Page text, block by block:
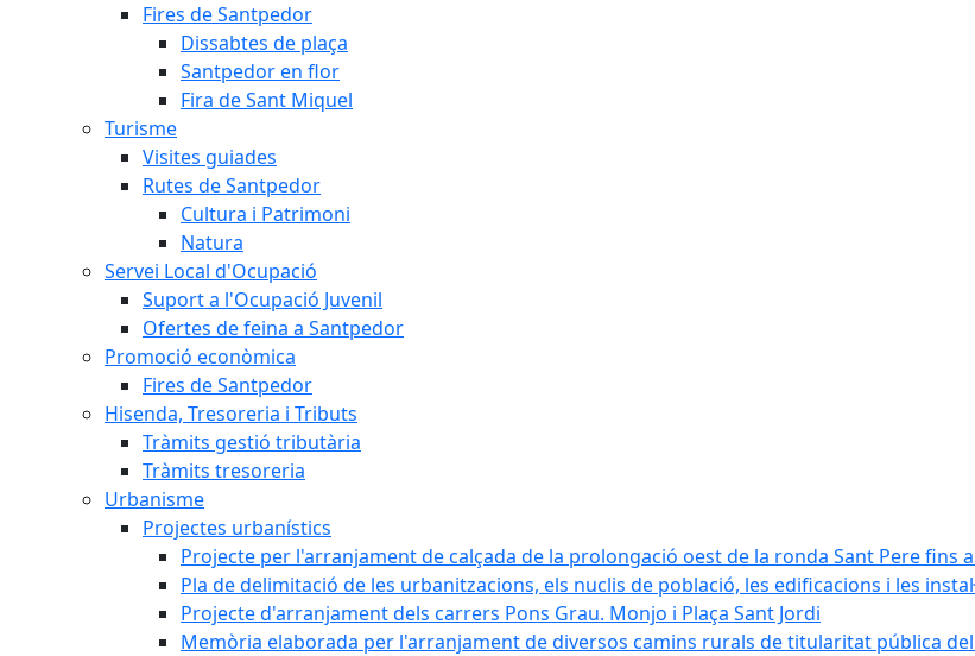
Fires de Santpedor
Dissabtes de plaça
Santpedor en flor
Fira de Sant Miquel
Turisme
Visites guiades
Rutes de Santpedor
Cultura i Patrimoni
Natura
Servei Local d'Ocupació
Suport a l'Ocupació Juvenil
Ofertes de feina a Santpedor
Promoció econòmica
Fires de Santpedor
Hisenda, Tresoreria i Tributs
Tràmits gestió tributària
Tràmits tresoreria
Urbanisme
Projectes urbanístics
Projecte per l'arranjament de calçada de la prolongació oest de la ronda Sant Pere fins
Pla de delimitació de les urbanitzacions, els nuclis de població, les edificacions i les
Projecte d'arranjament dels carrers Pons Grau. Monjo i Plaça Sant Jordi
Memòria elaborada per l'arranjament de diversos camins rurals de titularitat pública